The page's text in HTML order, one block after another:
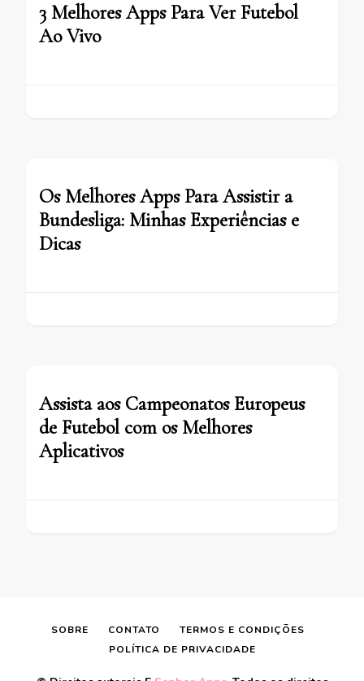
3 Melhores Apps Para Ver Futebol
Ao Vivo
Os Melhores Apps Para Assistir a
Bundesliga: Minhas Experiências e
Dicas
Assista aos Campeonatos Europeus
de Futebol com os Melhores
Aplicativos
SOBRE CONTATO
TERMOS E CONDIÇÕES
POLÍTICA DE PRIVACIDADE